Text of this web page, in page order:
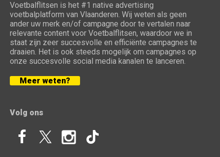
Voetbalflitsen is het #1 native advertising
voetbalplatform van Vlaanderen. Wij weten als geen
ander uw merk en/of campagne door te vertalen naar
relevante content voor Voetbalflitsen, waardoor we in
staat zijn zeer succesvolle en efficiënte campagnes te
draaien. Het is ook steeds mogelijk om campagnes op
onze succesvolle social media kanalen te lanceren.
Meer weten?
Volg ons